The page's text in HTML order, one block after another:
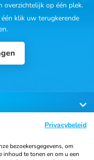
overzichtelijk op één plek.
klik uw terugkerende
Privacybeleid
bezoekersgegevens, om
inhoud te tonen en om u een